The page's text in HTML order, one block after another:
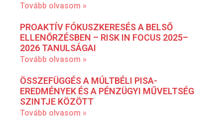
Tovább olvasom »
PROAKTÍV FÓKUSZKERESÉS A BELSŐ
ELLENŐRZÉSBEN – RISK IN FOCUS 2025–
2026 TANULSÁGAI
Tovább olvasom »
ÖSSZEFÜGGÉS A MÚLTBÉLI PISA-
EREDMÉNYEK ÉS A PÉNZÜGYI MŰVELTSÉG
SZINTJE KÖZÖTT
Tovább olvasom »